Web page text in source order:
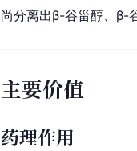
尚分离出β-谷甾醇 、
主要价值
药理作用